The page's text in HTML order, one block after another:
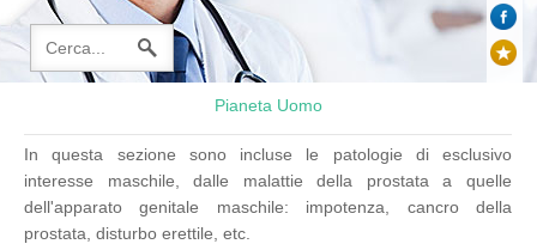
Pianeta Uomo
In questa sezione sono incluse le patologie di esclusivo
interesse maschile, dalle malattie della prostata a quelle
dell'apparato genitale maschile: impotenza, cancro della
prostata, disturbo erettile, etc.